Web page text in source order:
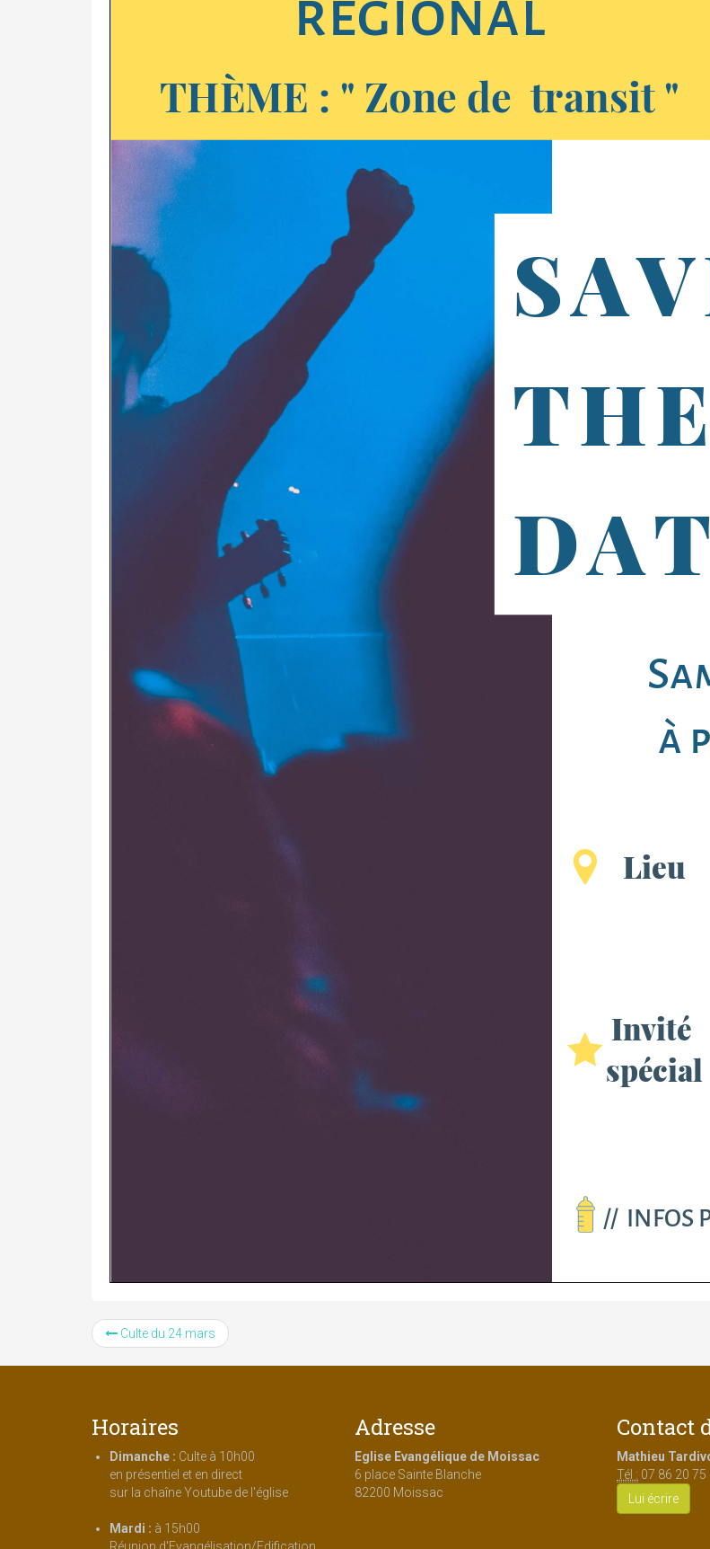
Culte du 24 mars
Horaires
Dimanche : Culte à 10h00
en présentiel et en direct
sur la chaîne Youtube de l'église
Mardi : à 15h00
Adresse
Eglise Evangélique de Moissac
6 place Sainte Blanche
82200 Moissac
Contact
Mathieu
Tél : 07 86 20 75
Lui écrire